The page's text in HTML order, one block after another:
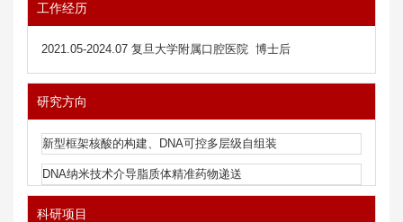
工作经历
2021.05-2024.07 复旦大学附属口腔医院 博士后
研究方向
新型框架核酸的构建、DNA可控多层级自组装
DNA纳米技术介导脂质体精准药物递送
科研项目